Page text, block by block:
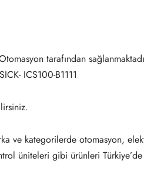
tarafından
ICS100-B1111
ve kategorilerde otomasyon,
üniteleri gibi ürünleri Türkiye’de